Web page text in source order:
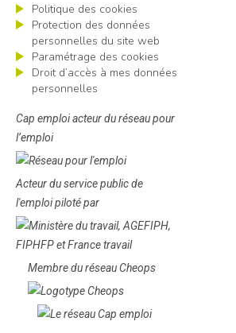
Politique des cookies
Protection des données
personnelles du site web
Paramétrage des cookies
Droit d’accès à mes données
personnelles
Cap emploi acteur du réseau pour
l’emploi
Acteur du service public de
l'emploi piloté par
Membre du réseau Cheops